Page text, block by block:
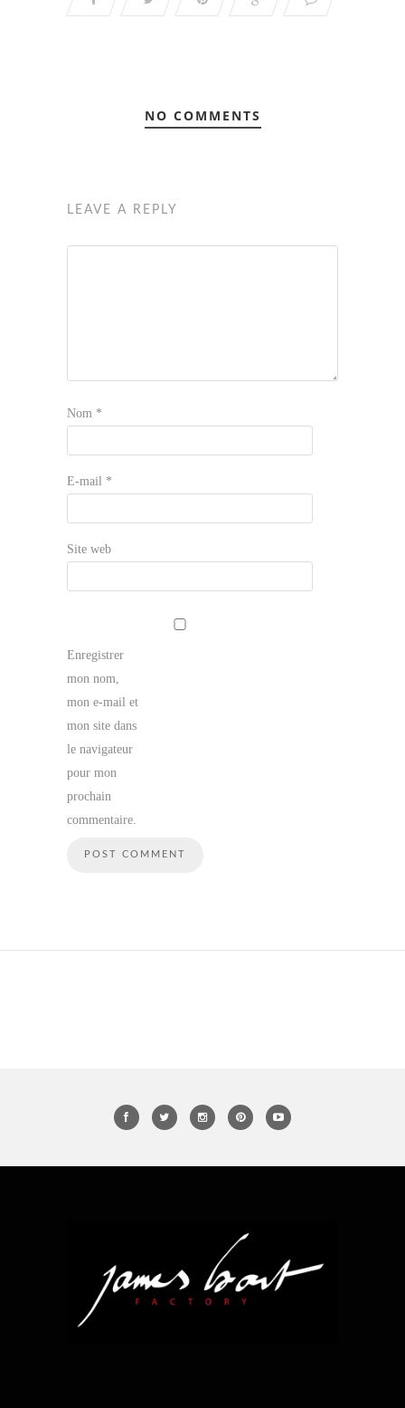
NO COMMENTS
LEAVE A REPLY
Nom *
E-mail *
Site web
Enregistrer
mon nom,
mon e-mail et
mon site dans
le navigateur
pour mon
prochain
commentaire.